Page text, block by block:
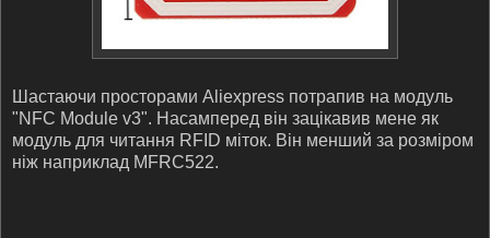
Шастаючи просторами Aliexpress потрапив на модуль
"NFC Module v3". Насамперед він зацікавив мене як
модуль для читання RFID міток. Він менший за розміром
ніж наприклад MFRC522.